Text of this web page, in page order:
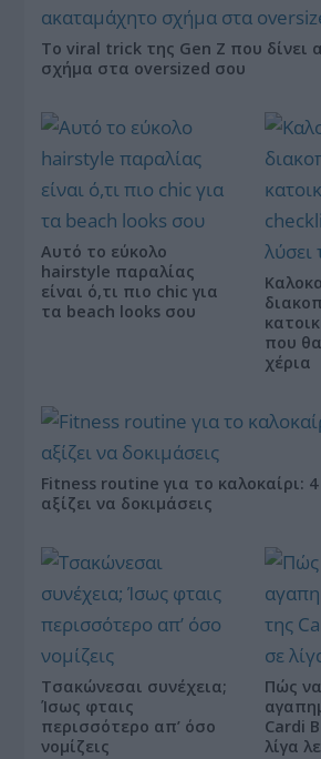
Το viral trick της Gen Z που δίνει
σχήμα στα oversized σου
Αυτό το εύκολο
hairstyle παραλίας
είναι ό,τι πιο chic για
τα beach looks σου
που
χέρια
Fitness routine για το καλοκαίρι:
αξίζει να δοκιμάσεις
Τσακώνεσαι συνέχεια;
Ίσως φταις
περισσότερο απ’ όσο
νομίζεις
Πώς
Cardi
λίγα